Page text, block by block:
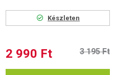
Készleten
2 990 Ft 3 195 Ft